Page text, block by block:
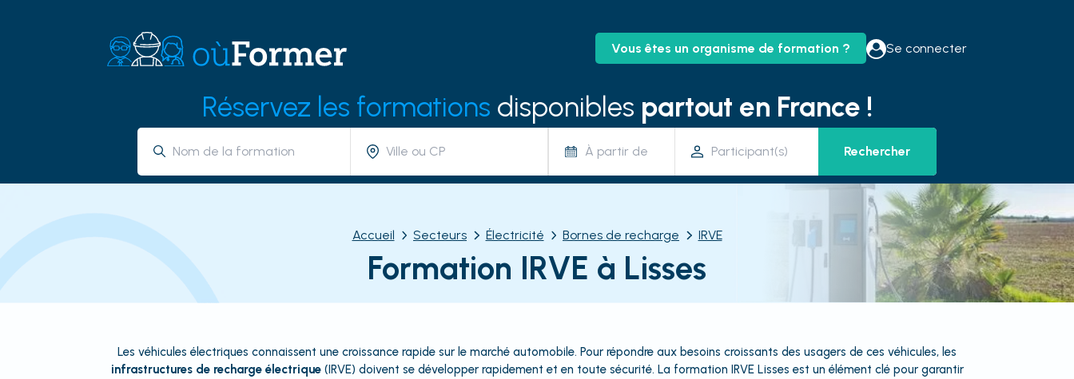
Vous êtes un organisme de formation ? Se connecter
Réservez les formations disponibles partout en France !
À partir de Rechercher
Accueil Secteurs Électricité Bornes de recharge IRVE
Formation IRVE à Lisses
Les véhicules électriques connaissent une croissance rapide sur le marché automobile. Pour répondre aux besoins croissants des usagers de ces véhicules, les
infrastructures de recharge électrique(IRVE) doivent se développer rapidement et en toute sécurité. La formation IRVE Lisses est un élément clé pour garantir